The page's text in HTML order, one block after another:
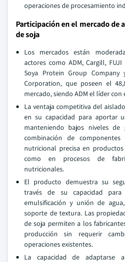
operaciones de procesamiento
Participación en el mercado de
de soja
Los mercados están
actores como ADM, Cargill, FUJI
Soya Protein Group Company
Corporation, que poseen el
mercado, siendo ADM el líder con
La ventaja competitiva del
en su capacidad para aportar
manteniendo bajos niveles de
combinación de
nutricional precisa en
como en procesos de
nutricionales.
El producto demuestra su
través de su capacidad para
emulsificación y unión de
soporte de textura. Las
de soja permiten a los
producción sin requerir
operaciones existentes.
La capacidad de adaptarse